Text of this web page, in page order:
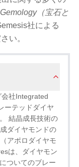
（宝石と
社による
い。
社Integrated
ーテッドダイヤ
結晶成長技術の
ダイヤモンドの
アポロダイヤモ
は、ダイヤモン
ついてのブレー